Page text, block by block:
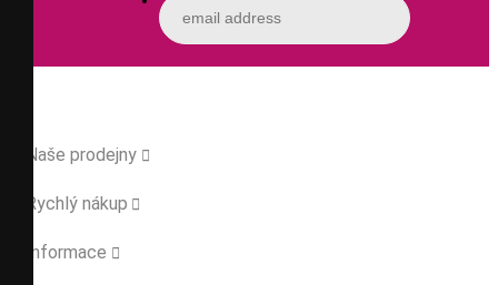
Naše prodejny 
Rychlý nákup 
Informace 